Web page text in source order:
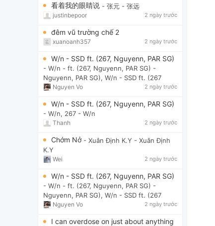
看着我的眼睛说 - 张元 - 张远
justinbepoor 2 ngày trước
đêm vũ trường chế 2
xuanoanh357 2 ngày trước
W/n - SSD ft. (267, Nguyenn, PAR SG)
- W/n - ft. (267, Nguyenn, PAR SG) -
Nguyenn, PAR SG), W/n - SSD ft. (267
Nguyen Vo 2 ngày trước
W/n - SSD ft. (267, Nguyenn, PAR SG)
- W/n, 267 - W/n
Thanh 2 ngày trước
Chớm Nở - Xuân Định K.Y - Xuân Định
K.Y
Wei 2 ngày trước
W/n - SSD ft. (267, Nguyenn, PAR SG)
- W/n - ft. (267, Nguyenn, PAR SG) -
Nguyenn, PAR SG), W/n - SSD ft. (267
Nguyen Vo 2 ngày trước
I can overdose on just about anything